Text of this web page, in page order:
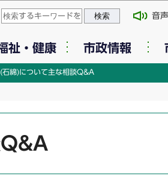
ページの本文へ移動
音
祉・健康 市政情報
石綿)について主な相談Q&A
Q&A